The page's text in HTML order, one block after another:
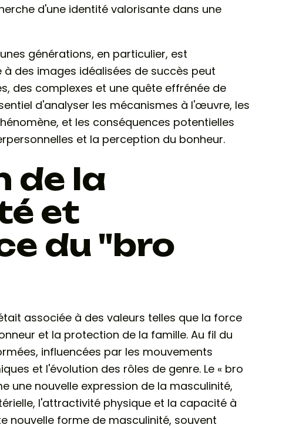
d'une identité valorisante dans une
générations, en particulier, est
des images idéalisées de succès peut
des complexes et une quête effrénée de
d'analyser les mécanismes à l'œuvre, les
et les conséquences potentielles
et la perception du bonheur.
de la
et
du "bro
associée à des valeurs telles que la force
et la protection de la famille. Au fil du
influencées par les mouvements
et l'évolution des rôles de genre. Le « bro
une nouvelle expression de la masculinité,
l'attractivité physique et la capacité à
nouvelle forme de masculinité, souvent